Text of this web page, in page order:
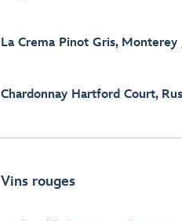
La Crema Pinot Gris, Monterey
Chardonnay Hartford Court,
Vins rouges